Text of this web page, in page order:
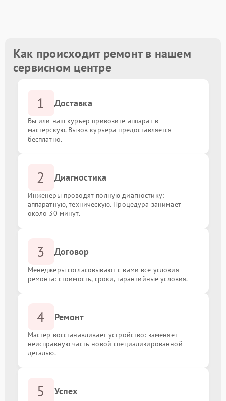
Ремонт видеокарты
Восстановление данных с накопителя
Модернизация (апгрейд) мини-ПК
Как происходит ремонт в нашем
сервисном центре
1 Доставка
Вы или наш курьер привозите аппарат в
мастерскую. Вызов курьера предоставляется
бесплатно.
2 Диагностика
Инженеры проводят полную диагностику:
аппаратную, техническую. Процедура занимает
около 30 минут.
3 Договор
Менеджеры согласовывают с вами все условия
ремонта: стоимость, сроки, гарантийные условия.
4 Ремонт
Мастер восстанавливает устройство: заменяет
неисправную часть новой специализированной
деталью.
5 Успех